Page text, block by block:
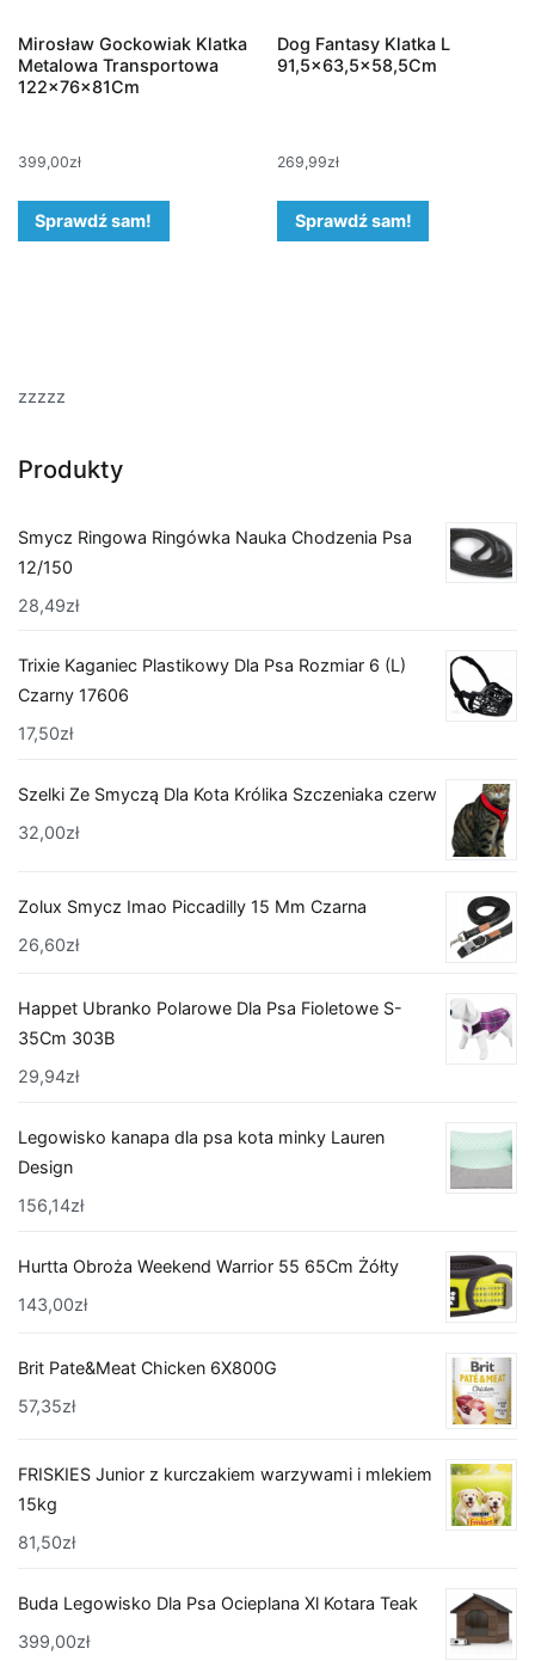
Mirosław Gockowiak Klatka
Metalowa Transportowa
122x76x81Cm
399,00zł
Sprawdź sam!
Dog Fantasy Klatka L
91,5×63,5×58,5Cm
269,99zł
Sprawdź sam!
zzzzz
Produkty
Smycz Ringowa Ringówka Nauka Chodzenia Psa
12/150
28,49zł
Trixie Kaganiec Plastikowy Dla Psa Rozmiar 6 (L)
Czarny 17606
17,50zł
Szelki Ze Smyczą Dla Kota Królika Szczeniaka czerw
32,00zł
Zolux Smycz Imao Piccadilly 15 Mm Czarna
26,60zł
Happet Ubranko Polarowe Dla Psa Fioletowe S-
35Cm 303B
29,94zł
Legowisko kanapa dla psa kota minky Lauren
Design
156,14zł
Hurtta Obroża Weekend Warrior 55 65Cm Żółty
143,00zł
Brit Pate&Meat Chicken 6X800G
57,35zł
FRISKIES Junior z kurczakiem warzywami i mlekiem
15kg
81,50zł
Buda Legowisko Dla Psa Ocieplana Xl Kotara Teak
399,00zł